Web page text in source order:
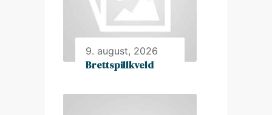
9. august, 2026
Brettspillkveld